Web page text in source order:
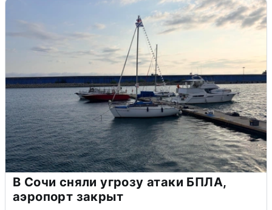
В Сочи сняли угрозу атаки БПЛА,
аэропорт закрыт